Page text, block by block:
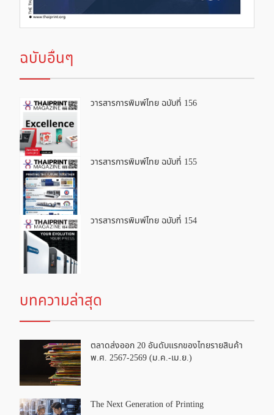
ฉบับอื่นๆ
วารสารการพิมพ์ไทย ฉบับที่ 156
วารสารการพิมพ์ไทย ฉบับที่ 155
วารสารการพิมพ์ไทย ฉบับที่ 154
บทความล่าสุด
ตลาดส่งออก 20 อันดับแรกของไทยรายสินค้า
พ.ศ. 2567-2569 (ม.ค.-เม.ย.)
The Next Generation of Printing